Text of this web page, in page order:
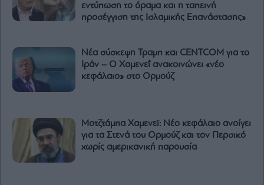
εντύπωση το όραμα και η ταπεινή
προσέγγιση της Ισλαμικής Επανάστασης»
Νέα σύσκεψη Τραμπ και CENTCOM για το
Ιράν – Ο Χαμενεΐ ανακοινώνει «νέο
κεφάλαιο» στο Ορμούζ
Μοτζτάμπα Χαμενεϊ: Νέο κεφάλαιο ανοίγει
για τα Στενά του Ορμούζ και τον Περσικό
χωρίς αμερικανική παρουσία